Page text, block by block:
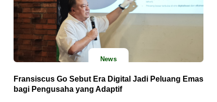
News
Fransiscus Go Sebut Era Digital Jadi Peluang Emas
bagi Pengusaha yang Adaptif